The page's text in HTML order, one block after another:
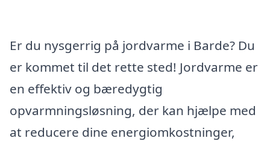
Er du nysgerrig på jordvarme i Barde? Du
er kommet til det rette sted! Jordvarme er
en effektiv og bæredygtig
opvarmningsløsning, der kan hjælpe med
at reducere dine energiomkostninger,